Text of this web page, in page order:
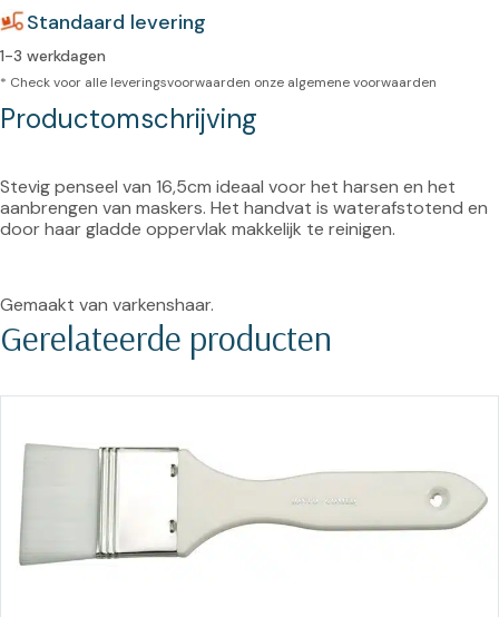
Standaard levering
1-3 werkdagen
* Check voor alle leveringsvoorwaarden onze algemene voorwaarden
Productomschrijving
Stevig penseel van 16,5cm ideaal voor het harsen en het
aanbrengen van maskers. Het handvat is waterafstotend en
door haar gladde oppervlak makkelijk te reinigen.
Gemaakt van varkenshaar.
Gerelateerde producten